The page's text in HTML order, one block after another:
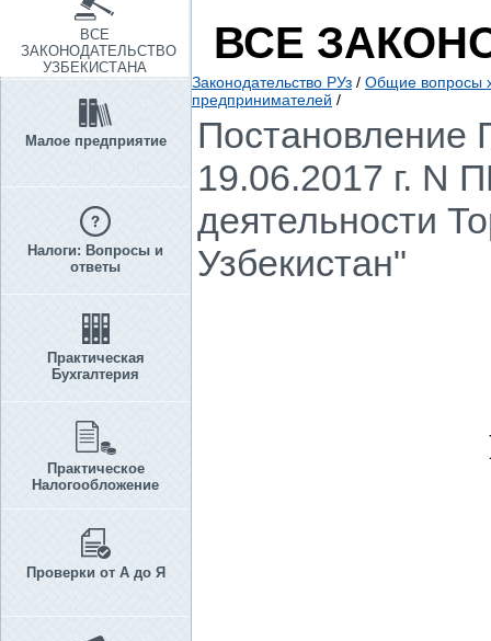
ВСЕ
ЗАКОНОДАТЕЛЬСТВО
УЗБЕКИСТАНА
Малое предприятие
Налоги: Вопросы и
ответы
Практическая
Бухгалтерия
Практическое
Налогообложение
Проверки от А до Я
ВСЕ
Законодательство РУз / Общие вопросы
предпринимателей /
Постановление
19.06.2017 г. N
деятельности
Узбекистан"